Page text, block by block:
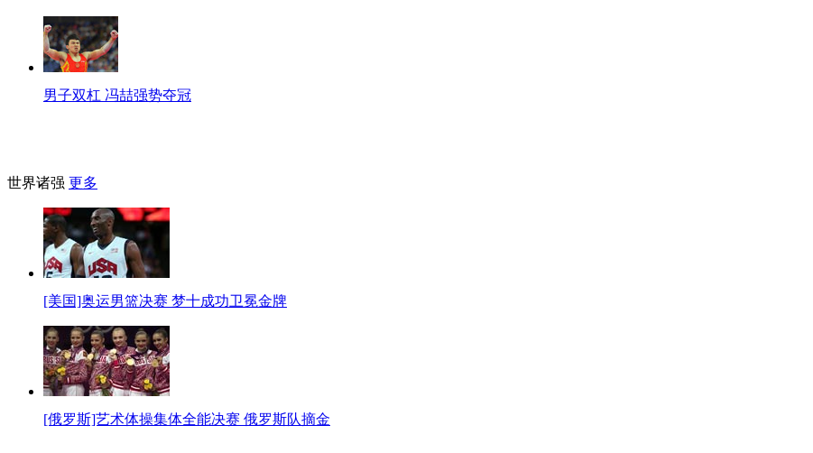
男子双杠 冯喆强势夺冠
世界诸强 更多
[美国]奥运男篮决赛 梦十成功卫冕金牌
[俄罗斯]艺术体操集体全能决赛 俄罗斯队摘金